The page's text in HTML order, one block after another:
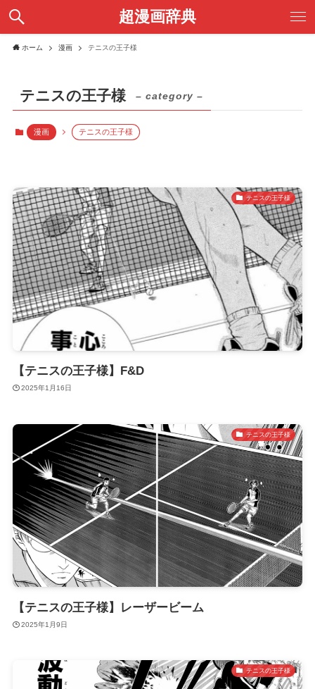
超漫画辞典
ホーム 漫画 テニスの王子様
テニスの王子様 – category –
漫画 テニスの王子様
テニスの王子様
【テニスの王子様】F&D
2025年1月16日
テニスの王子様
【テニスの王子様】レーザービーム
2025年1月9日
テニスの王子様